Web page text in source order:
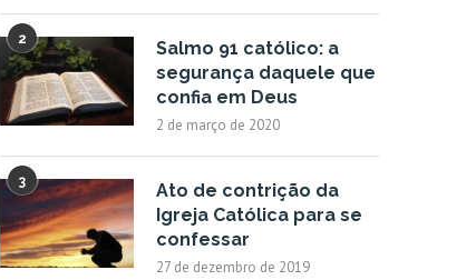
2
Salmo 91 católico: a
segurança daquele que
confia em Deus
2 de março de 2020
3
Ato de contrição da
Igreja Católica para se
confessar
27 de dezembro de 2019